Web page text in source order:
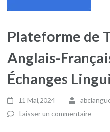
Plateforme de
Anglais-
Échanges
11 Mai,2024
Laisser un commentaire